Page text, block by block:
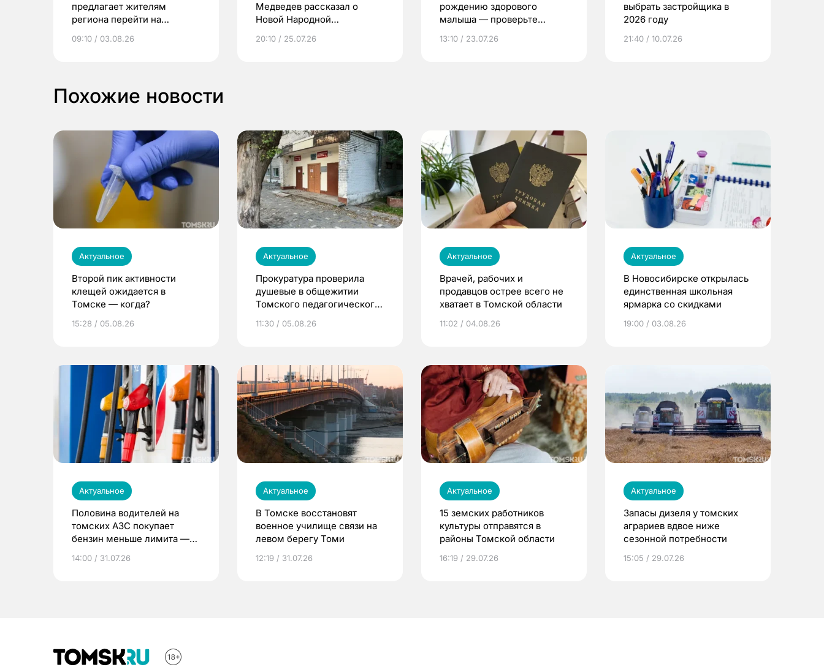
предлагает жителям
региона перейти на
выиграть призы
09:10 / 03.08.26
Медведев рассказал о
Новой Народной
20:10 / 25.07.26
рождению здорового
малыша — проверьте
по ОМС!
13:10 / 23.07.26
выбрать застройщика в
2026 году
21:40 / 10.07.26
Похожие новости
Актуальное
Второй пик активности
клещей ожидается в
Томске — когда?
15:28 / 05.08.26
Актуальное
Прокуратура проверила
душевые в общежитии
Томского педагогического
11:30 / 05.08.26
Актуальное
Врачей, рабочих и
продавцов острее всего не
хватает в Томской области
11:02 / 04.08.26
Актуальное
В Новосибирске открылась
единственная школьная
ярмарка со скидками
19:00 / 03.08.26
Актуальное
Половина водителей на
томских АЗС покупает
бензин меньше лимита —
14:00 / 31.07.26
Актуальное
В Томске восстановят
военное училище связи на
левом берегу Томи
12:19 / 31.07.26
Актуальное
15 земских работников
культуры отправятся в
районы Томской области
16:19 / 29.07.26
Актуальное
Запасы дизеля у томских
аграриев вдвое ниже
сезонной потребности
15:05 / 29.07.26